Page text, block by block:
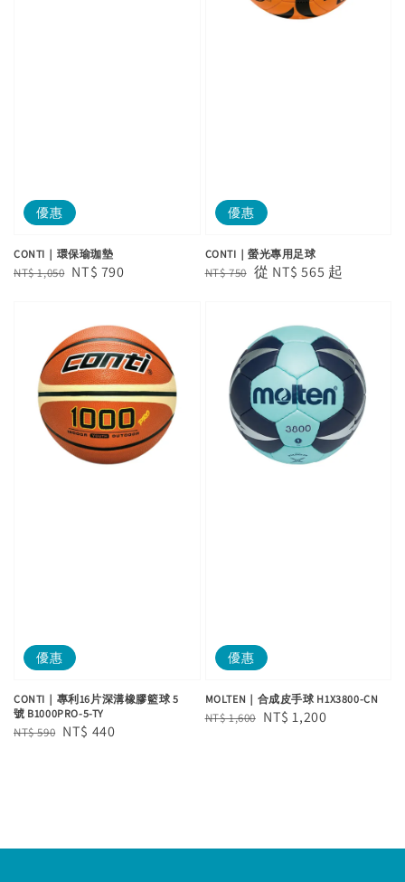
優惠
CONTI｜環保瑜珈墊
Regular
NT$ 1,050 Sale
NT$ 790
優惠
CONTI｜螢光專用足球
Regular
NT$ 750 Sale
從 NT$ 565 起
優惠
CONTI｜專利16片深溝橡膠籃球 5
號 B1000PRO-5-TY
Regular
NT$ 590 Sale
NT$ 440
優惠
MOLTEN｜合成皮手球 H1X3800-CN
Regular
NT$ 1,600 Sale
NT$ 1,200